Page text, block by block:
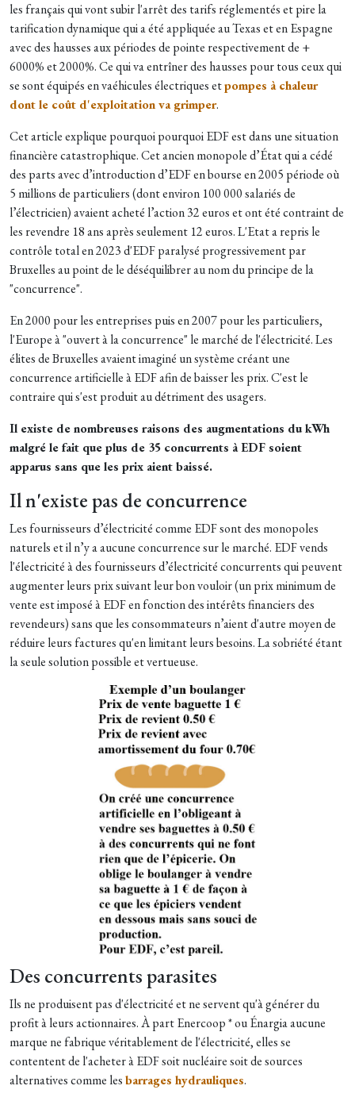
les français qui vont subir l'arrêt des tarifs réglementés et pire la
tarification dynamique qui a été appliquée au Texas et en Espagne
avec des hausses aux périodes de pointe respectivement de +
6000% et 2000%. Ce qui va entrîner des hausses pour tous ceux qui
se sont équipés en vaéhicules électriques etpompes à chaleur
dont le coût d'exploitation va grimper.
Cet article explique pourquoi pourquoi EDF est dans une situation
financière catastrophique. Cet ancien monopole d’État qui a cédé
des parts avec d’introduction d’EDF en bourse en 2005 période où
5 millions de particuliers (dont environ 100 000 salariés de
l’électricien) avaient acheté l’action 32 euros et ont été contraint de
les revendre 18 ans après seulement 12 euros. L'Etat a repris le
contrôle total en 2023 d'EDF paralysé progressivement par
Bruxelles au point de le déséquilibrer au nom du principe de la
"concurrence".
En 2000 pour les entreprises puis en 2007 pour les particuliers,
l'Europe à "ouvert à la concurrence" le marché de l'électricité. Les
élites de Bruxelles avaient imaginé un système créant une
concurrence artificielle à EDF afin de baisser les prix. C'est le
contraire qui s'est produit au détriment des usagers.
Il existe de nombreuses raisons des augmentations du kWh
malgré le fait que plus de 35 concurrents à EDF soient
apparus sans que les prix aient baissé.
Il n'existe pas de concurrence
Les fournisseurs d’électricité comme EDF sont des monopoles
naturels et il n’y a aucune concurrence sur le marché. EDF vends
l'électricité à des fournisseurs d’électricité concurrents qui peuvent
augmenter leurs prix suivant leur bon vouloir (un prix minimum de
vente est imposé à EDF en fonction des intérêts financiers des
revendeurs) sans que les consommateurs n’aient d'autre moyen de
réduire leurs factures qu'en limitant leurs besoins. La sobriété étant
la seule solution possible et vertueuse.
Des concurrents parasites
Ils ne produisent pas d'électricité et ne servent qu'à générer du
profit à leurs actionnaires. À part Enercoop * ou Énargia aucune
marque ne fabrique véritablement de l'électricité, elles se
contentent de l'acheter à EDF soit nucléaire soit de sources
alternatives comme lesbarrages hydrauliques.